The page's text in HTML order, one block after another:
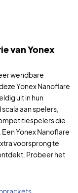
van Yonex
wendbare
Yonex Nanoflare
uit in hun
aan spelers,
die
Yonex Nanoflare
voorsprong te
Probeer het